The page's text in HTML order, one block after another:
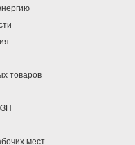
товаров
мест